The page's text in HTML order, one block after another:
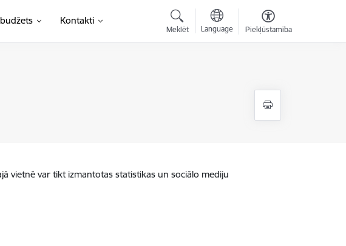
Kontakti
Meklēt Language Piekļūstamība
vietnē var tikt izmantotas statistikas un sociālo mediju